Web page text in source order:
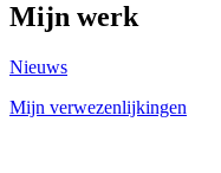
Mijn werk
Nieuws
Mijn verwezenlijkingen